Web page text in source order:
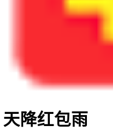
天降红包雨